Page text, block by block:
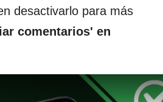
desactivarlo para más
comentarios' en